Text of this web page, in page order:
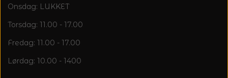
Onsdag: LUKKET
Torsdag: 11.00 - 17.00
Fredag: 11.00 - 17.00
Lørdag: 10.00 - 1400